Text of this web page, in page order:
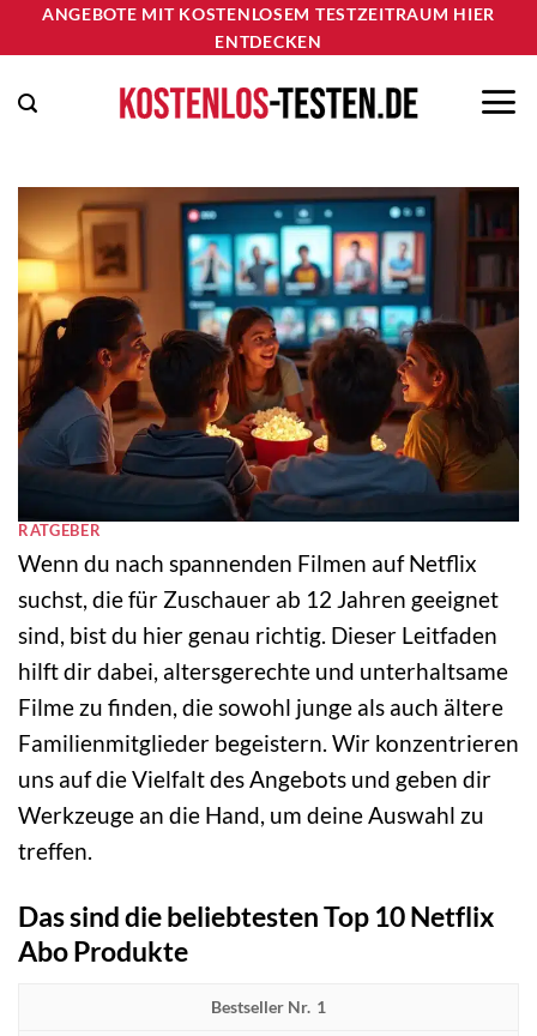
Zum
Inhalt
springen
ANGEBOTE MIT KOSTENLOSEM TESTZEITRAUM HIER
ENTDECKEN
RATGEBER
Wenn du nach spannenden Filmen auf Netflix
suchst, die für Zuschauer ab 12 Jahren geeignet
sind, bist du hier genau richtig. Dieser Leitfaden
hilft dir dabei, altersgerechte und unterhaltsame
Filme zu finden, die sowohl junge als auch ältere
Familienmitglieder begeistern. Wir konzentrieren
uns auf die Vielfalt des Angebots und geben dir
Werkzeuge an die Hand, um deine Auswahl zu
treffen.
Das sind die beliebtesten Top 10 Netflix
Abo Produkte
1